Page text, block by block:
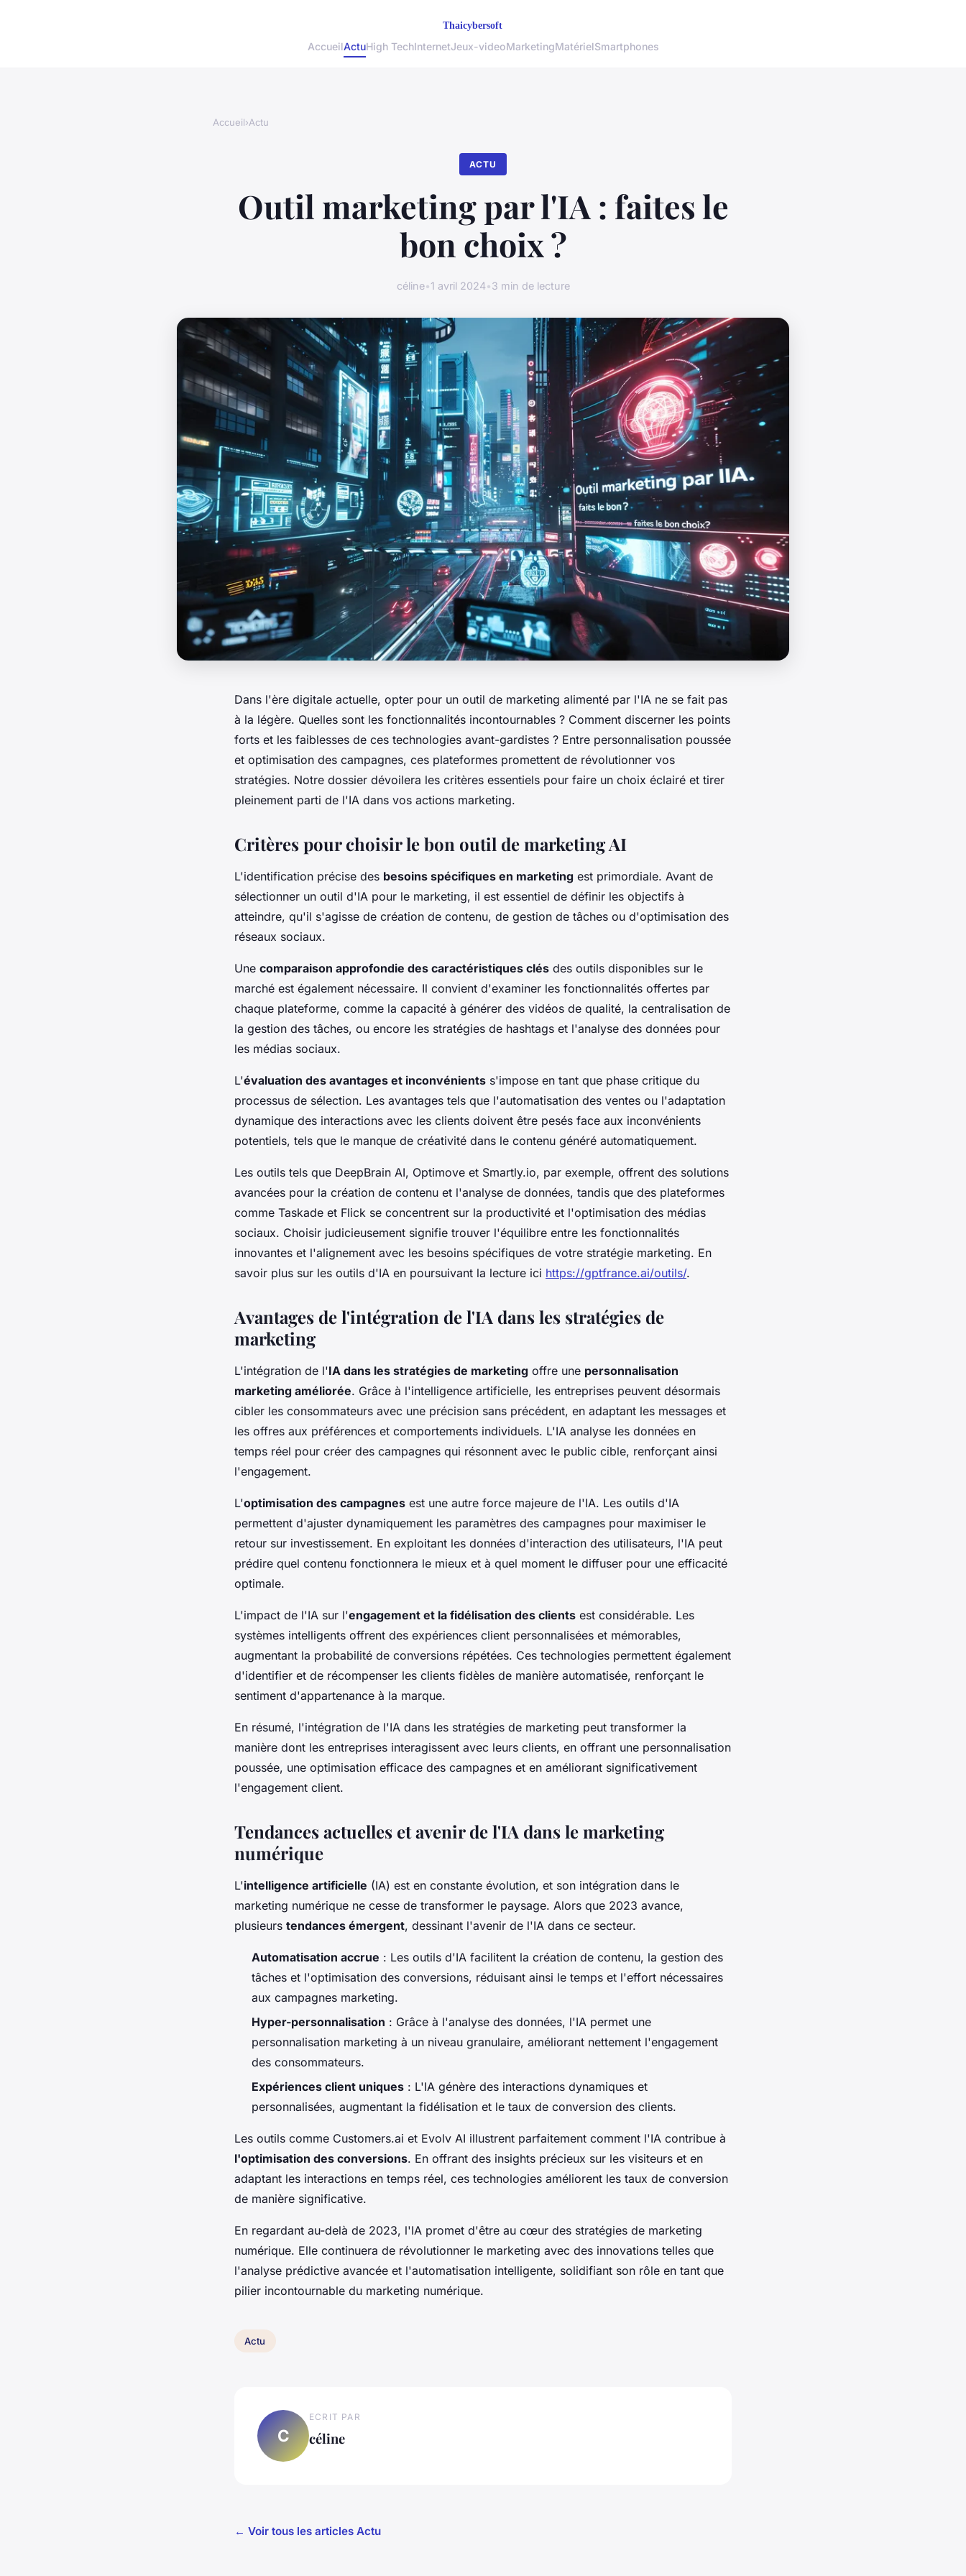
AccueilActuHigh TechInternetJeux-videoMarketingMatérielSmartphones
Accueil›Actu
ACTU
Outil marketing par l'IA : faites le
bon choix ?
céline•1 avril 2024•3 min de lecture
Dans l'ère digitale actuelle, opter pour un outil de marketing alimenté par l'IA ne se fait pas
à la légère. Quelles sont les fonctionnalités incontournables ? Comment discerner les points
forts et les faiblesses de ces technologies avant-gardistes ? Entre personnalisation poussée
et optimisation des campagnes, ces plateformes promettent de révolutionner vos
stratégies. Notre dossier dévoilera les critères essentiels pour faire un choix éclairé et tirer
pleinement parti de l'IA dans vos actions marketing.
Critères pour choisir le bon outil de marketing AI
L'identification précise des besoins spécifiques en marketing est primordiale. Avant de
sélectionner un outil d'IA pour le marketing, il est essentiel de définir les objectifs à
atteindre, qu'il s'agisse de création de contenu, de gestion de tâches ou d'optimisation des
réseaux sociaux.
Une comparaison approfondie des caractéristiques clés des outils disponibles sur le
marché est également nécessaire. Il convient d'examiner les fonctionnalités offertes par
chaque plateforme, comme la capacité à générer des vidéos de qualité, la centralisation de
la gestion des tâches, ou encore les stratégies de hashtags et l'analyse des données pour
les médias sociaux.
L'évaluation des avantages et inconvénients s'impose en tant que phase critique du
processus de sélection. Les avantages tels que l'automatisation des ventes ou l'adaptation
dynamique des interactions avec les clients doivent être pesés face aux inconvénients
potentiels, tels que le manque de créativité dans le contenu généré automatiquement.
Les outils tels que DeepBrain AI, Optimove et Smartly.io, par exemple, offrent des solutions
avancées pour la création de contenu et l'analyse de données, tandis que des plateformes
comme Taskade et Flick se concentrent sur la productivité et l'optimisation des médias
sociaux. Choisir judicieusement signifie trouver l'équilibre entre les fonctionnalités
innovantes et l'alignement avec les besoins spécifiques de votre stratégie marketing. En
savoir plus sur les outils d'IA en poursuivant la lecture ici https://gptfrance.ai/outils/.
Avantages de l'intégration de l'IA dans les stratégies de
marketing
L'intégration de l'IA dans les stratégies de marketing offre une personnalisation
marketing améliorée. Grâce à l'intelligence artificielle, les entreprises peuvent désormais
cibler les consommateurs avec une précision sans précédent, en adaptant les messages et
les offres aux préférences et comportements individuels. L'IA analyse les données en
temps réel pour créer des campagnes qui résonnent avec le public cible, renforçant ainsi
l'engagement.
L'optimisation des campagnes est une autre force majeure de l'IA. Les outils d'IA
permettent d'ajuster dynamiquement les paramètres des campagnes pour maximiser le
retour sur investissement. En exploitant les données d'interaction des utilisateurs, l'IA peut
prédire quel contenu fonctionnera le mieux et à quel moment le diffuser pour une efficacité
optimale.
L'impact de l'IA sur l'engagement et la fidélisation des clients est considérable. Les
systèmes intelligents offrent des expériences client personnalisées et mémorables,
augmentant la probabilité de conversions répétées. Ces technologies permettent également
d'identifier et de récompenser les clients fidèles de manière automatisée, renforçant le
sentiment d'appartenance à la marque.
En résumé, l'intégration de l'IA dans les stratégies de marketing peut transformer la
manière dont les entreprises interagissent avec leurs clients, en offrant une personnalisation
poussée, une optimisation efficace des campagnes et en améliorant significativement
l'engagement client.
Tendances actuelles et avenir de l'IA dans le marketing
numérique
L'intelligence artificielle (IA) est en constante évolution, et son intégration dans le
marketing numérique ne cesse de transformer le paysage. Alors que 2023 avance,
plusieurs tendances émergent, dessinant l'avenir de l'IA dans ce secteur.
Automatisation accrue : Les outils d'IA facilitent la création de contenu, la gestion des
tâches et l'optimisation des conversions, réduisant ainsi le temps et l'effort nécessaires
aux campagnes marketing.
Hyper-personnalisation : Grâce à l'analyse des données, l'IA permet une
personnalisation marketing à un niveau granulaire, améliorant nettement l'engagement
des consommateurs.
Expériences client uniques : L'IA génère des interactions dynamiques et
personnalisées, augmentant la fidélisation et le taux de conversion des clients.
Les outils comme Customers.ai et Evolv AI illustrent parfaitement comment l'IA contribue à
l'optimisation des conversions. En offrant des insights précieux sur les visiteurs et en
adaptant les interactions en temps réel, ces technologies améliorent les taux de conversion
de manière significative.
En regardant au-delà de 2023, l'IA promet d'être au cœur des stratégies de marketing
numérique. Elle continuera de révolutionner le marketing avec des innovations telles que
l'analyse prédictive avancée et l'automatisation intelligente, solidifiant son rôle en tant que
pilier incontournable du marketing numérique.
Actu
C
ECRIT PAR
céline
← Voir tous les articles Actu